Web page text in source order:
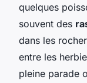
quelques
souvent des
dans les
entre les
pleine parade